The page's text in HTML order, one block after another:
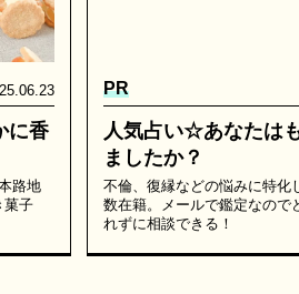
に香
路地
菓子
PR
人気占い☆あなたは
ましたか？
不倫、復縁などの悩みに特化
数在籍。メールで鑑定なので
れずに相談できる！